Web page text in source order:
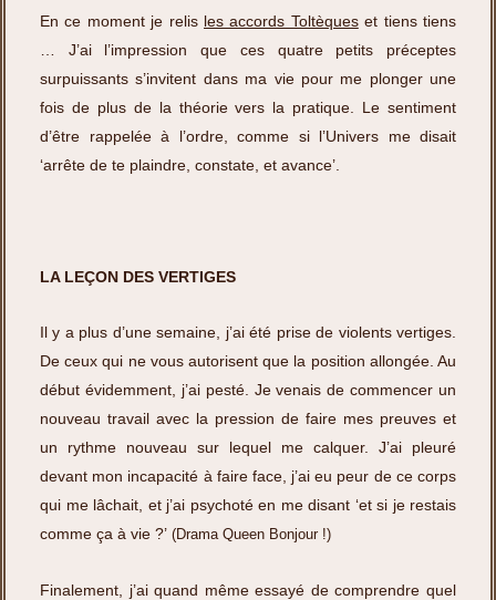
En ce moment je relis les accords Toltèqueset tiens tiens
… J’ai l’impression que ces quatre petits préceptes
surpuissants s’invitent dans ma vie pour me plonger une
fois de plus de la théorie vers la pratique. Le sentiment
d’être rappelée à l’ordre, comme si l’Univers me disait
‘arrête de te plaindre, constate, et avance’.
LA LEÇON DES VERTIGES
Il y a plus d’une semaine, j’ai été prise de violents vertiges.
De ceux qui ne vous autorisent que la position allongée. Au
début évidemment, j’ai pesté. Je venais de commencer un
nouveau travail avec la pression de faire mes preuves et
un rythme nouveau sur lequel me calquer. J’ai pleuré
devant mon incapacité à faire face, j’ai eu peur de ce corps
qui me lâchait, et j’ai psychoté en me disant ‘et si je restais
comme ça à vie ?’ (Drama Queen Bonjour !)
Finalement, j’ai quand même essayé de comprendre quel